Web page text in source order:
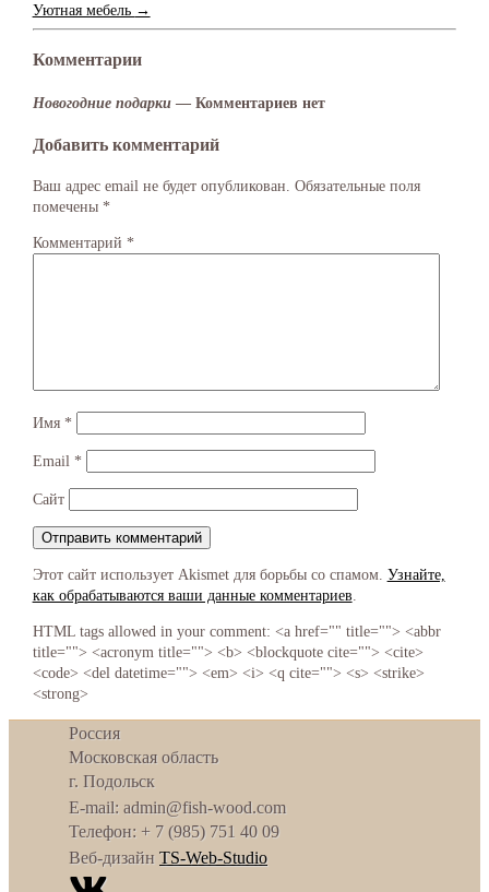
Уютная мебель →
Комментарии
Новогодние подарки— Комментариев нет
Добавить комментарий
Ваш адрес email не будет опубликован. Обязательные поля
помечены *
Комментарий *
Имя *
Email *
Сайт
Этот сайт использует Akismet для борьбы со спамом. Узнайте,
как обрабатываются ваши данные комментариев
HTML tags allowed in your comment: <a href="" title=""> <abbr
title=""> <acronym title=""> <b> <blockquote cite=""> <cite>
<code> <del datetime=""> <em> <i> <q cite=""> <s> <strike>
<strong>
Россия
Московская область
г. Подольск
E-mail: admin@fish-wood.com
Телефон: + 7 (985) 751 40 09
Веб-дизайн TS-Web-Studio